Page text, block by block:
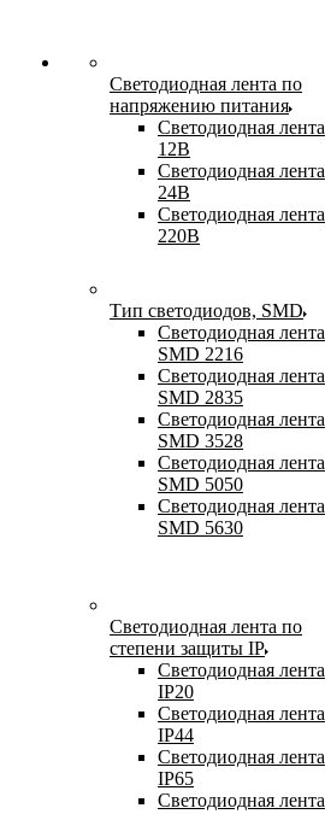
Светодиодная лента по
напряжению питания
Светодиодная лента
12В
Светодиодная лента
24В
Светодиодная лента
220В
Тип светодиодов, SMD
Cветодиодная лента
SMD 2216
Светодиодная лента
SMD 2835
Светодиодная лента
SMD 3528
Светодиодная лента
SMD 5050
Светодиодная лента
SMD 5630
Светодиодная лента по
степени защиты IP
Светодиодная лента
IP20
Светодиодная лента
IP44
Светодиодная лента
IP65
Светодиодная лента